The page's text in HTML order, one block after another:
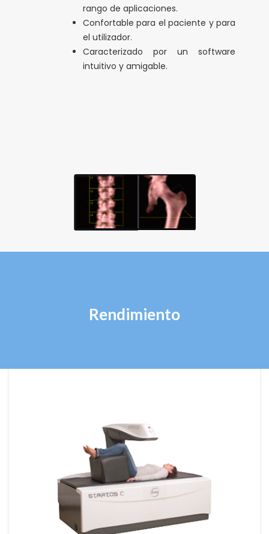
rango de aplicaciones.
Confortable para el paciente y para
el utilizador.
Caracterizado por un software
intuitivo y amigable.
Rendimiento